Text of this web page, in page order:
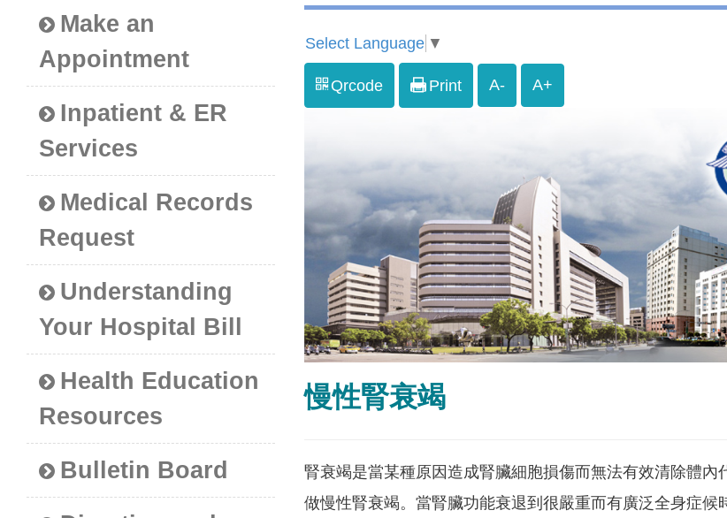
Make an
Appointment
Inpatient & ER
Services
Medical Records
Request
Understanding
Your Hospital Bill
Health Education
Resources
Bulletin Board
Select Language ▼
Qrcode Print A- A+
慢性腎衰竭
腎衰竭是當某種原因造成腎臟細胞損傷而無法有效清除體
做慢性腎衰竭。當腎臟功能衰退到很嚴重而有廣泛全身症候